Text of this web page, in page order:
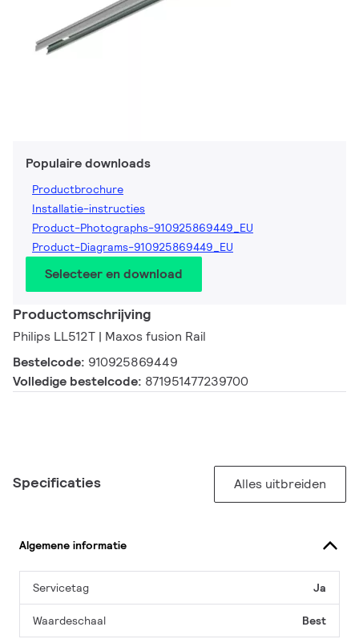
Populaire downloads
Productbrochure
Installatie-instructies
Product-Photographs-910925869449_EU
Product-Diagrams-910925869449_EU
Selecteer en download
Productomschrijving
Philips LL512T | Maxos fusion Rail
Bestelcode: 910925869449
Volledige bestelcode: 871951477239700
Specificaties Alles uitbreiden
Algemene informatie
Servicetag Ja
Waardeschaal Best